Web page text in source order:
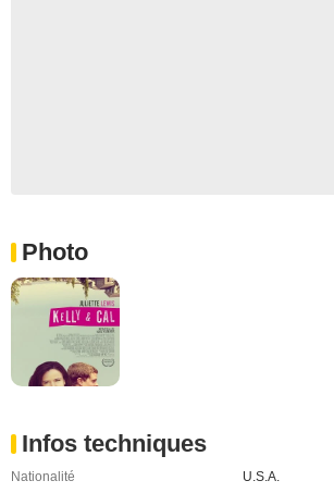
Photo
Infos techniques
Nationalité
U.S.A.